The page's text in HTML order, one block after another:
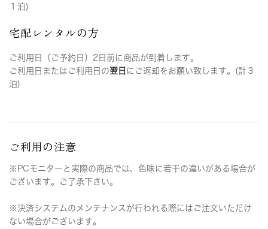
１泊)
宅配レンタルの方
ご利用日（ご予約日）2日前に商品が到着します。
ご利用日またはご利用日の翌日 にご返却をお願い致します。(計３
泊)
ご利用の注意
※PCモニターと実際の商品では、色味に若干の違いがある場合が
ございます。ご了承下さい。
※決済システムのメンテナンスが行われる際にはご注文いただけ
ない場合がございます。